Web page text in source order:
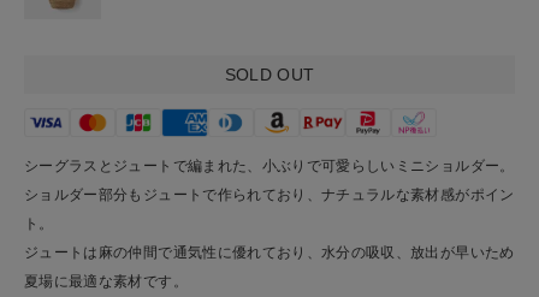
お問い合わせ
SOLD OUT
シーグラスとジュートで編まれた、小ぶりで可愛らしいミニショルダー。
ショルダー部分もジュートで作られており、ナチュラルな素材感がポイン
ト。
ジュートは麻の仲間で通気性に優れており、水分の吸収、放出が早いため
夏場に最適な素材です。